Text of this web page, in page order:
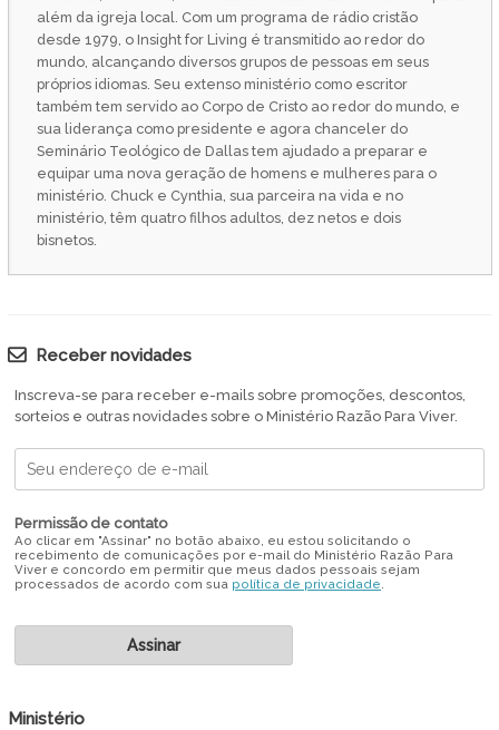
além da igreja local. Com um programa de rádio cristão
desde 1979, o Insight for Living é transmitido ao redor do
mundo, alcançando diversos grupos de pessoas em seus
próprios idiomas. Seu extenso ministério como escritor
também tem servido ao Corpo de Cristo ao redor do mundo, e
sua liderança como presidente e agora chanceler do
Seminário Teológico de Dallas tem ajudado a preparar e
equipar uma nova geração de homens e mulheres para o
ministério. Chuck e Cynthia, sua parceira na vida e no
ministério, têm quatro filhos adultos, dez netos e dois
bisnetos.
Receber novidades
Inscreva-se para receber e-mails sobre promoções, descontos,
sorteios e outras novidades sobre o Ministério Razão Para Viver.
Permissão de contato
Ao clicar em "Assinar" no botão abaixo, eu estou solicitando o
recebimento de comunicações por e-mail do Ministério Razão Para
Viver e concordo em permitir que meus dados pessoais sejam
processados de acordo com sua política de privacidade.
Ministério